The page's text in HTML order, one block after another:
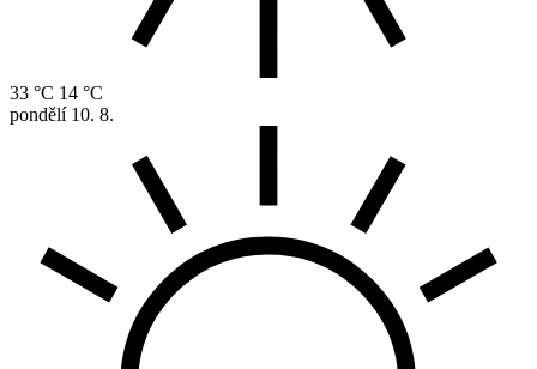
33 °C 14 °C
pondělí 10. 8.